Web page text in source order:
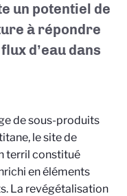
un potentiel de
à répondre
d’eau dans
de sous-produits
le site de
terril constitué
en éléments
La revégétalisation